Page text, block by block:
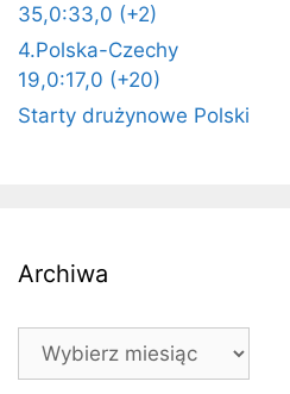
35,0:33,0 (+2)
4.Polska-Czechy
19,0:17,0 (+20)
Starty drużynowe Polski
Archiwa
Archiwa